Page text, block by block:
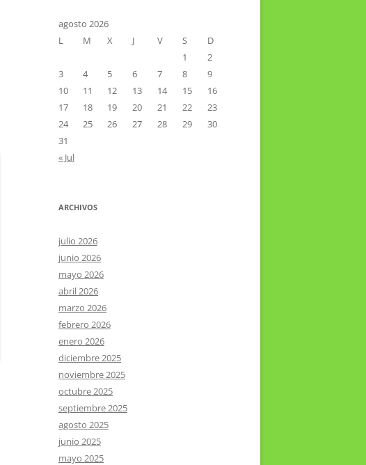
JAVIER HERNÁNDEZ VELÁZQUEZ
agosto 2026
L
M X J V S
D
1
2
3
4 5 6 7 8
9
10
11 12 13 14 15
16
17
18 19 20 21 22
23
24
25 26 27 28 29
30
31
« Jul
ARCHIVOS
julio 2026
junio 2026
mayo 2026
abril 2026
marzo 2026
febrero 2026
enero 2026
diciembre 2025
noviembre 2025
octubre 2025
septiembre 2025
agosto 2025
junio 2025
mayo 2025